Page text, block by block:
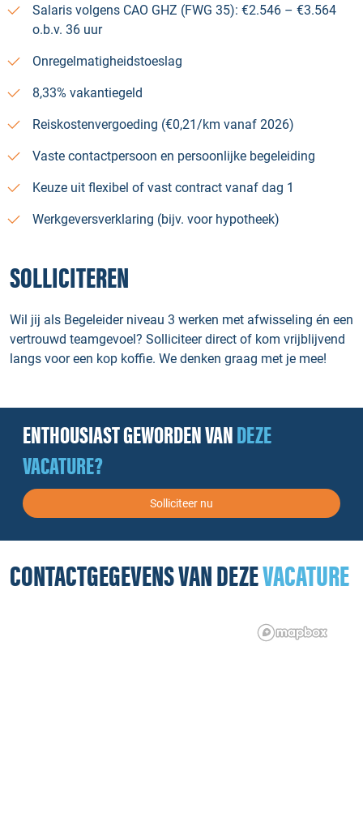
Salaris volgens CAO GHZ (FWG 35): €2.546 – €3.564
o.b.v. 36 uur
Onregelmatigheidstoeslag
8,33% vakantiegeld
Reiskostenvergoeding (€0,21/km vanaf 2026)
Vaste contactpersoon en persoonlijke begeleiding
Keuze uit flexibel of vast contract vanaf dag 1
Werkgeversverklaring (bijv. voor hypotheek)
SOLLICITEREN
Wil jij als Begeleider niveau 3 werken met afwisseling én een
vertrouwd teamgevoel? Solliciteer direct of kom vrijblijvend
langs voor een kop koffie. We denken graag met je mee!
ENTHOUSIAST GEWORDEN VANDEZE
VACATURE?
Solliciteer nu
CONTACTGEGEVENS VAN DEZEVACATURE